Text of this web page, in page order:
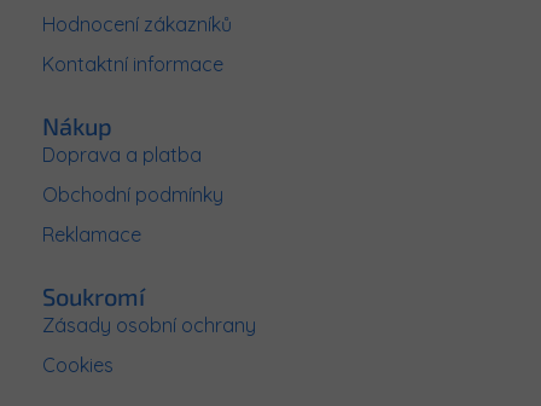
Hodnocení zákazníků
Kontaktní informace
Nákup
Doprava a platba
Obchodní podmínky
Reklamace
Soukromí
Zásady osobní ochrany
Cookies